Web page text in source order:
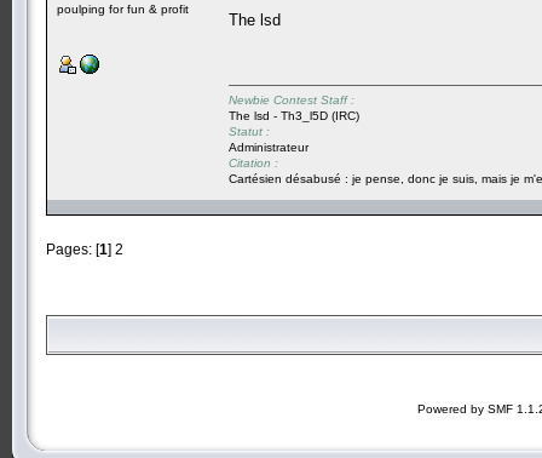
poulping for fun & profit
The lsd
Newbie Contest Staff :
The lsd - Th3_l5D (IRC)
Statut :
Administrateur
Citation :
Cartésien désabusé : je pense, donc je suis, mais je
Pages: [1] 2
Powered by SMF